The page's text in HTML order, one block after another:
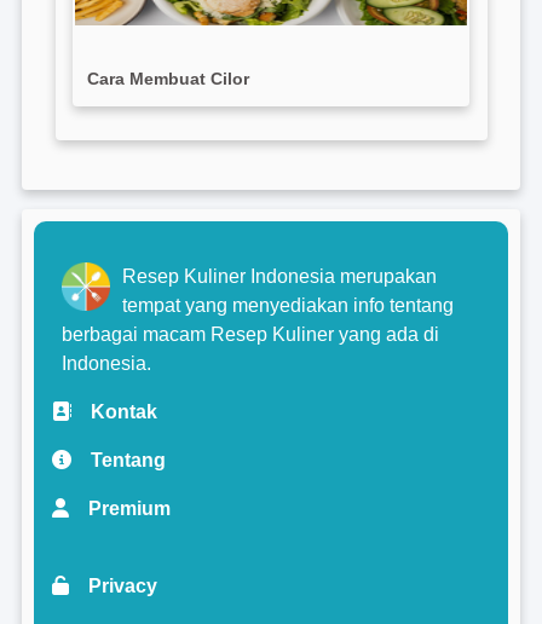
Cara Membuat Cilor
Resep Kuliner Indonesia merupakan
tempat yang menyediakan info tentang
berbagai macam Resep Kuliner yang ada di
Indonesia.
Kontak
Tentang
Premium
Privacy